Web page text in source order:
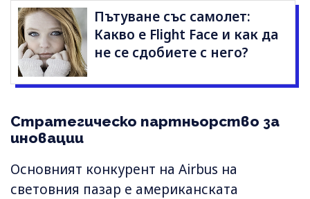
Пътуване със самолет:
Какво е Flight Face и как да
не се сдобиете с него?
Стратегическо партньорство за
иновации
Основният конкурент на Airbus на
световния пазар е американската